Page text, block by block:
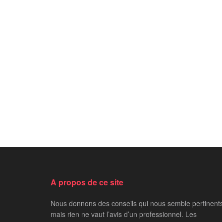
A propos de ce site
Nous donnons des conseils qui nous semble
mais rien ne vaut l’avis d’un professionnel. Les